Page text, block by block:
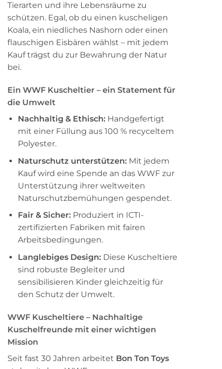
Tierarten und ihre Lebensräume zu
schützen. Egal, ob du einen kuscheligen
Koala, ein niedliches Nashorn oder einen
flauschigen Eisbären wählst – mit jedem
Kauf trägst du zur Bewahrung der Natur
bei.
Ein WWF Kuscheltier – ein Statement für
die Umwelt
Nachhaltig & Ethisch:Handgefertigt
mit einer Füllung aus 100 % recyceltem
Polyester.
Naturschutz unterstützen:Mit jedem
Kauf wird eine Spende an das WWF zur
Unterstützung ihrer weltweiten
Naturschutzbemühungen gespendet.
Fair & Sicher:Produziert in ICTI-
zertifizierten Fabriken mit fairen
Arbeitsbedingungen.
Langlebiges Design:Diese Kuscheltiere
sind robuste Begleiter und
sensibilisieren Kinder gleichzeitig für
den Schutz der Umwelt.
WWF Kuscheltiere – Nachhaltige
Kuschelfreunde mit einer wichtigen
Mission
Seit fast 30 Jahren arbeitet Bon Ton Toys